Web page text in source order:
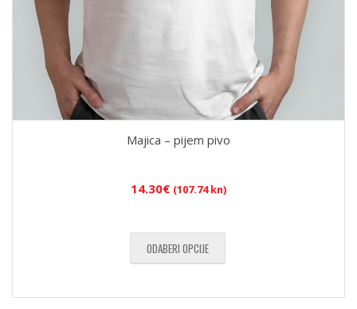
Majica – pijem pivo
14.30€ (107.74 kn)
ODABERI OPCIJE